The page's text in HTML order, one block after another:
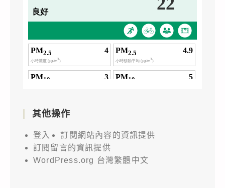
其他操作
登入
訂閱網站內容的資訊提供
訂閱留言的資訊提供
WordPress.org 台灣繁體中文